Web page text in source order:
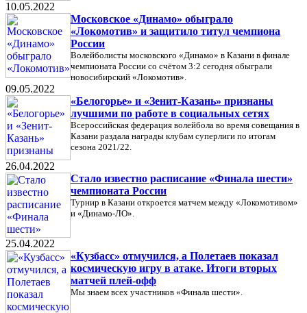
10.05.2022
Московское «Динамо» обыграло
«Локомотив» и защитило титул чемпиона
России
Волейболисты московского «Динамо» в Казани в финале
чемпионата России со счётом 3:2 сегодня обыграли
новосибирский «Локомотив».
09.05.2022
«Белогорье» и «Зенит-Казань» признаны
лучшими по работе в социальных сетях
Всероссийская федерация волейбола во время совещания в
Казани раздала награды клубам суперлиги по итогам
сезона 2021/22.
26.04.2022
Стало известно расписание «Финала шести»
чемпионата России
Турнир в Казани откроется матчем между «Локомотивом»
и «Динамо-ЛО».
25.04.2022
«Кузбасс» отмучился, а Полетаев показал
космическую игру в атаке. Итоги вторых
матчей плей-офф
Мы знаем всех участников «Финала шести».